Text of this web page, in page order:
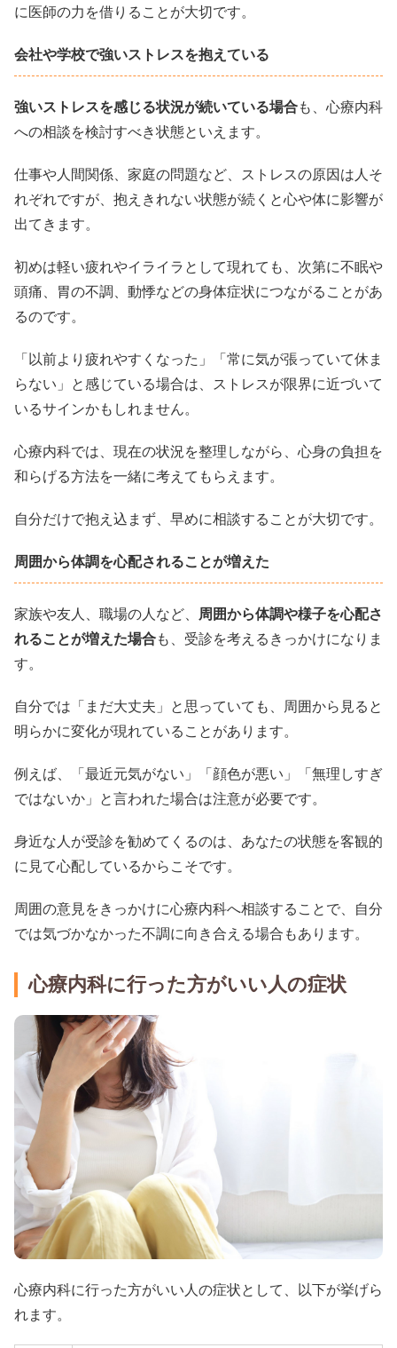
に医師の力を借りることが大切です。
会社や学校で強いストレスを抱えている
強いストレスを感じる状況が続いている場合も、心療内科
への相談を検討すべき状態といえます。
仕事や人間関係、家庭の問題など、ストレスの原因は人そ
れぞれですが、抱えきれない状態が続くと心や体に影響が
出てきます。
初めは軽い疲れやイライラとして現れても、次第に不眠や
頭痛、胃の不調、動悸などの身体症状につながることがあ
るのです。
「以前より疲れやすくなった」「常に気が張っていて休ま
らない」と感じている場合は、ストレスが限界に近づいて
いるサインかもしれません。
心療内科では、現在の状況を整理しながら、心身の負担を
和らげる方法を一緒に考えてもらえます。
自分だけで抱え込まず、早めに相談することが大切です。
周囲から体調を心配されることが増えた
家族や友人、職場の人など、 周囲から体調や様子を心配さ
れることが増えた場合も、受診を考えるきっかけになりま
す。
自分では「まだ大丈夫」と思っていても、周囲から見ると
明らかに変化が現れていることがあります。
例えば、「最近元気がない」「顔色が悪い」「無理しすぎ
ではないか」と言われた場合は注意が必要です。
身近な人が受診を勧めてくるのは、あなたの状態を客観的
に見て心配しているからこそです。
周囲の意見をきっかけに心療内科へ相談することで、自分
では気づかなかった不調に向き合える場合もあります。
心療内科に行った方がいい人の症状
心療内科に行った方がいい人の症状として、以下が挙げら
れます。